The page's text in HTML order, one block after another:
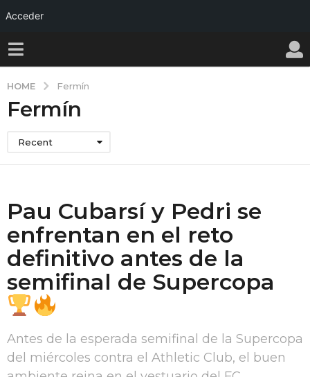
Acceder
HOME Fermín
Fermín
Recent
Pau Cubarsí y Pedri se
enfrentan en el reto
definitivo antes de la
semifinal de Supercopa
Antes de la esperada semifinal de la Supercopa
del miércoles contra el Athletic Club, el buen